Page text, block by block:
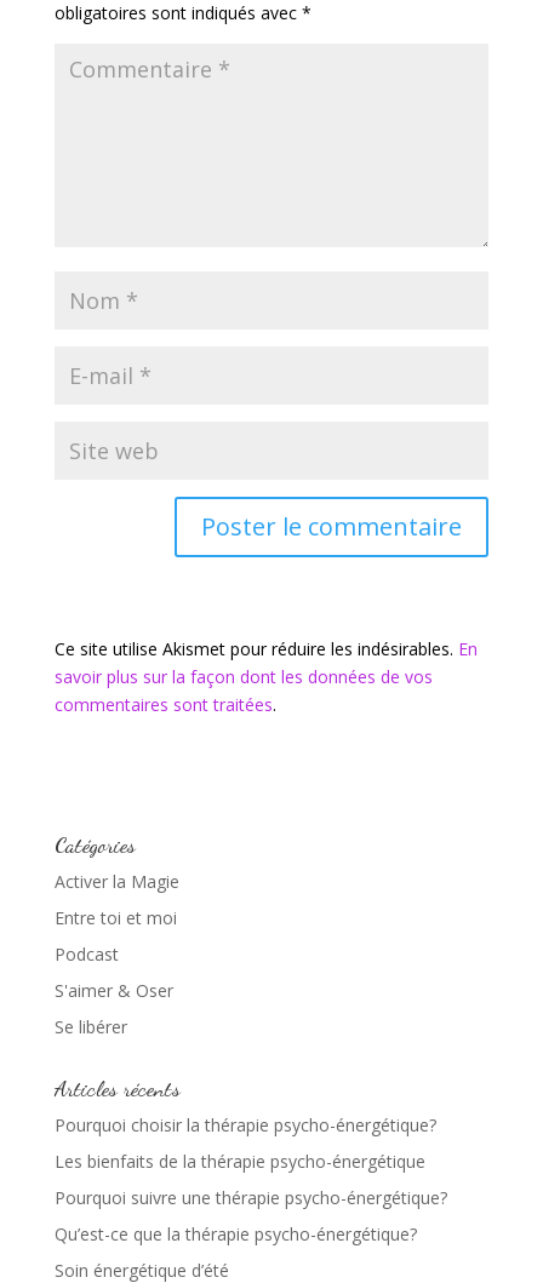
obligatoires sont indiqués avec *
Ce site utilise Akismet pour réduire les indésirables. En
savoir plus sur la façon dont les données de vos
commentaires sont traitées.
Catégories
Activer la Magie
Entre toi et moi
Podcast
S'aimer & Oser
Se libérer
Articles récents
Pourquoi choisir la thérapie psycho-énergétique?
Les bienfaits de la thérapie psycho-énergétique
Pourquoi suivre une thérapie psycho-énergétique?
Qu’est-ce que la thérapie psycho-énergétique?
Soin énergétique d’été